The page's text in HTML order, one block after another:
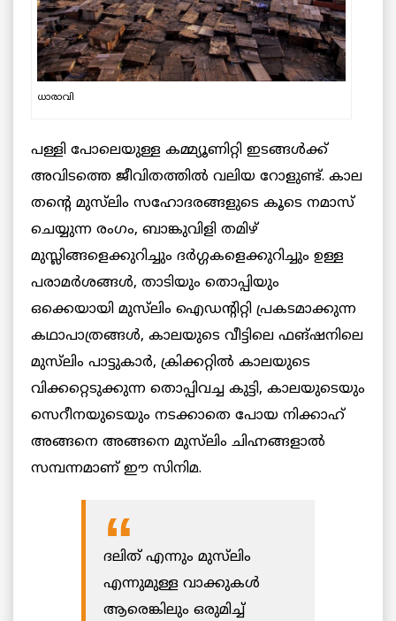
ധാരാവി
പള്ളി പോലെയുള്ള കമ്മ്യൂണിറ്റി ഇടങ്ങൾക്ക്
അവിടത്തെ ജീവിതത്തിൽ വലിയ റോളുണ്ട്. കാല
തന്റെ മുസ്‌ലിം സഹോദരങ്ങളുടെ കൂടെ നമാസ്
ചെയ്യുന്ന രംഗം, ബാങ്കുവിളി തമിഴ്
മുസ്ലിങ്ങളെക്കുറിച്ചും ദർഗ്ഗകളെക്കുറിച്ചും ഉള്ള
പരാമർശങ്ങൾ, താടിയും തൊപ്പിയും
ഒക്കെയായി മുസ്‌ലിം ഐഡന്റിറ്റി പ്രകടമാക്കുന്ന
കഥാപാത്രങ്ങൾ, കാലയുടെ വീട്ടിലെ ഫങ്ഷനിലെ
മുസ്‌ലിം പാട്ടുകാർ, ക്രിക്കറ്റിൽ കാലയുടെ
വിക്കറ്റെടുക്കുന്ന തൊപ്പിവച്ച കുട്ടി, കാലയുടെയും
സെറീനയുടെയും നടക്കാതെ പോയ നിക്കാഹ്
അങ്ങനെ അങ്ങനെ മുസ്‌ലിം ചിഹ്നങ്ങളാൽ
സമ്പന്നമാണ് ഈ സിനിമ.
ദലിത് എന്നും മുസ്‌ലിം
എന്നുമുള്ള വാക്കുകൾ
ആരെങ്കിലും ഒരുമിച്ച്